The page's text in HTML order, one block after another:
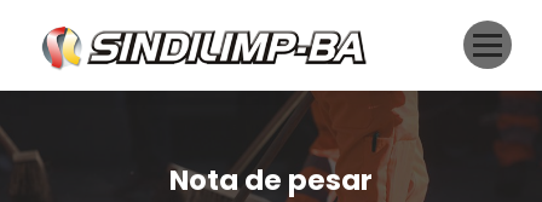
conteúdo
Nota de pesar